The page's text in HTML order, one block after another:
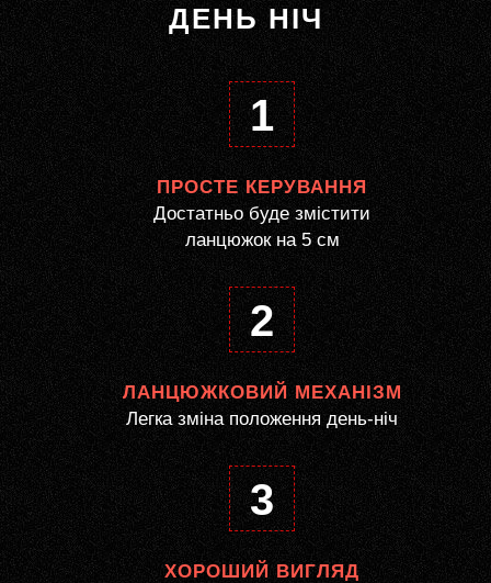
ДЕНЬ НІЧ
1
ПРОСТЕ КЕРУВАННЯ
Достатньо буде змістити
ланцюжок на 5 см
2
ЛАНЦЮЖКОВИЙ МЕХАНІЗМ
Легка зміна положення день-ніч
3
ХОРОШИЙ ВИГЛЯД